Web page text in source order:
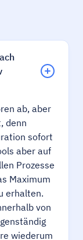
ab, aber
denn
sofort
aber auf
Prozesse
Maximum
erhalten.
von
wiederum